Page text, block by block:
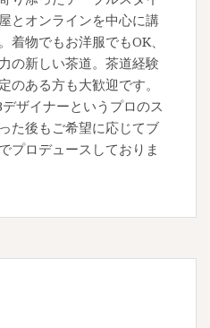
とオンラインを中心に講
着物でもお洋服でもOK、
の新しい茶道。茶道経験
のある方も大歓迎です。
ザイナーというプロのス
た後もご希望に応じてブ
プロデュースしておりま